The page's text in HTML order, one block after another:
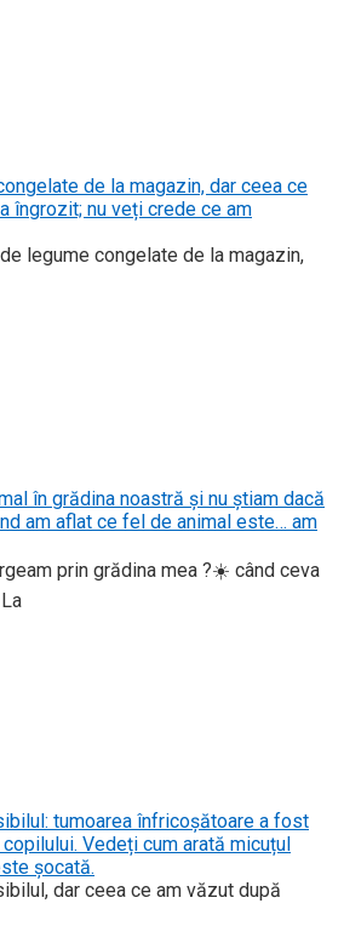
de la magazin, dar ceea ce
îngrozit; nu veți crede ce am
legume congelate de la magazin,
în grădina noastră și nu știam dacă
am aflat ce fel de animal este… am
prin grădina mea ?☀️ când ceva
tumoarea înfricoșătoare a fost
Vedeți cum arată micuțul
șocată.
dar ceea ce am văzut după